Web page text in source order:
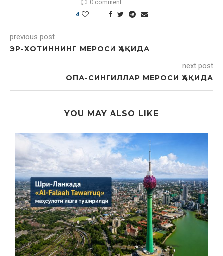
0 comment
4
previous post
ЭР-ХОТИННИНГ МЕРОСИ ҲАҚИДА
next post
OПА-СИНГИЛЛАР МЕРОСИ ҲАҚИДА
YOU MAY ALSO LIKE